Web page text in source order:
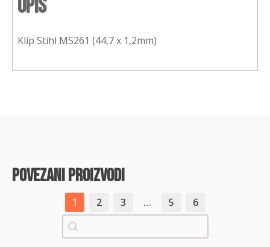
Opis
Klip Stihl MS261 (44,7 x 1,2mm)
povezani proizvodi
1 2 3 … 5
6
Pretraži